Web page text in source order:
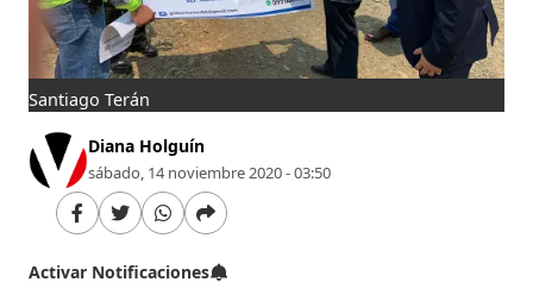
Santiago Terán
Diana Holguín
sábado, 14 noviembre 2020 - 03:50
Activar Notificaciones